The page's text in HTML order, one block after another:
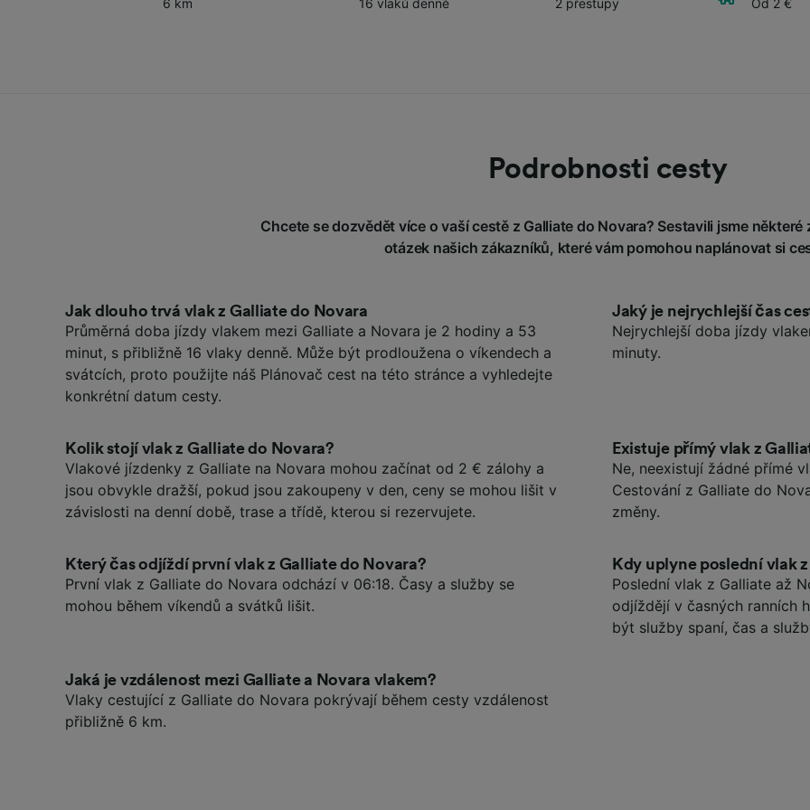
Podrobnosti cesty
Chcete se dozvědět více o vaší cestě z Galliate do Novara? Sestavili jsme
otázek našich zákazníků, které vám pomohou naplánovat si
Jak dlouho trvá vlak z Galliate do Novara
Průměrná doba jízdy vlakem mezi Galliate a Novara je 2 hodiny a 53
minut, s přibližně 16 vlaky denně. Může být prodloužena o víkendech a
svátcích, proto použijte náš Plánovač cest na této stránce a vyhledejte
konkrétní datum cesty.
Jaký je nejrychlejší čas
Nejrychlejší doba jízdy
minuty.
Kolik stojí vlak z Galliate do Novara?
Vlakové jízdenky z Galliate na Novara mohou začínat od 2 € zálohy a
jsou obvykle dražší, pokud jsou zakoupeny v den, ceny se mohou lišit v
závislosti na denní době, trase a třídě, kterou si rezervujete.
Existuje přímý vlak z
Ne, neexistují žádné přímé
Cestování z Galliate do
změny.
Který čas odjíždí první vlak z Galliate do Novara?
První vlak z Galliate do Novara odchází v 06:18. Časy a služby se
mohou během víkendů a svátků lišit.
Kdy uplyne poslední vlak
Poslední vlak z Galliate až
odjíždějí v časných ranních
být služby spaní, čas a
Jaká je vzdálenost mezi Galliate a Novara vlakem?
Vlaky cestující z Galliate do Novara pokrývají během cesty vzdálenost
přibližně 6 km.